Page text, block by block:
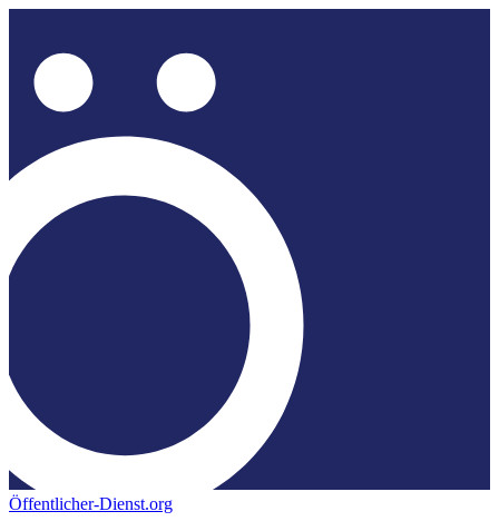
Öffentlicher-Dienst.org